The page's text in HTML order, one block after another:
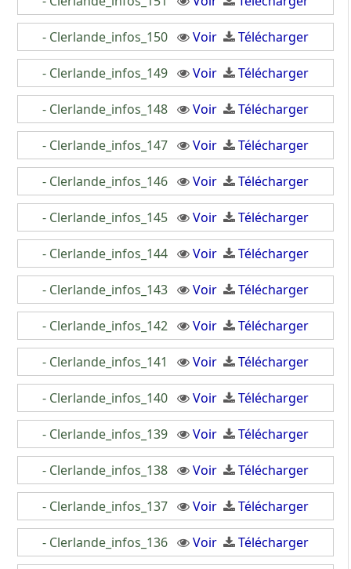
- Clerlande_infos_150 Voir Télécharger
- Clerlande_infos_149 Voir Télécharger
- Clerlande_infos_148 Voir Télécharger
- Clerlande_infos_147 Voir Télécharger
- Clerlande_infos_146 Voir Télécharger
- Clerlande_infos_145 Voir Télécharger
- Clerlande_infos_144 Voir Télécharger
- Clerlande_infos_143 Voir Télécharger
- Clerlande_infos_142 Voir Télécharger
- Clerlande_infos_141 Voir Télécharger
- Clerlande_infos_140 Voir Télécharger
- Clerlande_infos_139 Voir Télécharger
- Clerlande_infos_138 Voir Télécharger
- Clerlande_infos_137 Voir Télécharger
- Clerlande_infos_136 Voir Télécharger